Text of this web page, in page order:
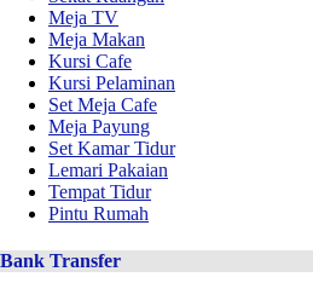
Meja TV
Meja Makan
Kursi Cafe
Kursi Pelaminan
Set Meja Cafe
Meja Payung
Set Kamar Tidur
Lemari Pakaian
Tempat Tidur
Pintu Rumah
Bank Transfer